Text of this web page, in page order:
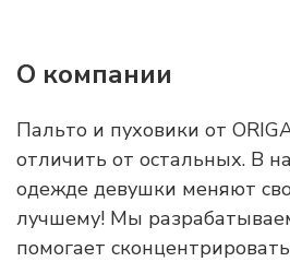
О компании
Пальто и пуховики от
отличить от остальных. В
одежде девушки меняют
лучшему! Мы
помогает